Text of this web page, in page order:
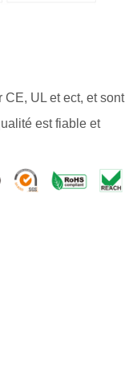
UL et ect, et sont
est fiable et